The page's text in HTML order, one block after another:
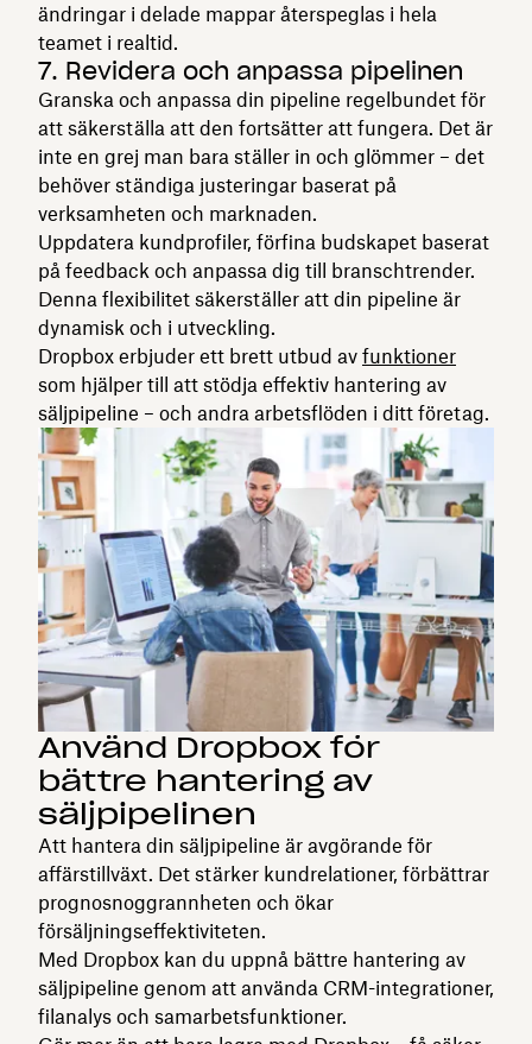
ändringar i delade mappar återspeglas i hela
teamet i realtid.
7. Revidera och anpassa pipelinen
Granska och anpassa din pipeline regelbundet för
att säkerställa att den fortsätter att fungera. Det är
inte en grej man bara ställer in och glömmer – det
behöver ständiga justeringar baserat på
verksamheten och marknaden.
Uppdatera kundprofiler, förfina budskapet baserat
på feedback och anpassa dig till branschtrender.
Denna flexibilitet säkerställer att din pipeline är
dynamisk och i utveckling.
Dropbox erbjuder ett brett utbud av funktioner
som hjälper till att stödja effektiv hantering av
säljpipeline – och andra arbetsflöden i ditt företag.
Använd Dropbox för
bättre hantering av
säljpipelinen
Att hantera din säljpipeline är avgörande för
affärstillväxt. Det stärker kundrelationer, förbättrar
prognosnoggrannheten och ökar
försäljningseffektiviteten.
Med Dropbox kan du uppnå bättre hantering av
säljpipeline genom att använda CRM-integrationer,
filanalys och samarbetsfunktioner.